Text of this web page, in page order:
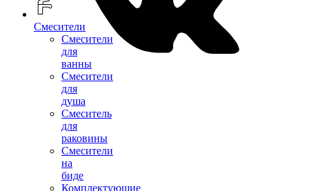
Смесители
Смесители
для
ванны
Смесители
для
душа
Смеситель
для
раковины
Смесители
на
биде
Комплектующие